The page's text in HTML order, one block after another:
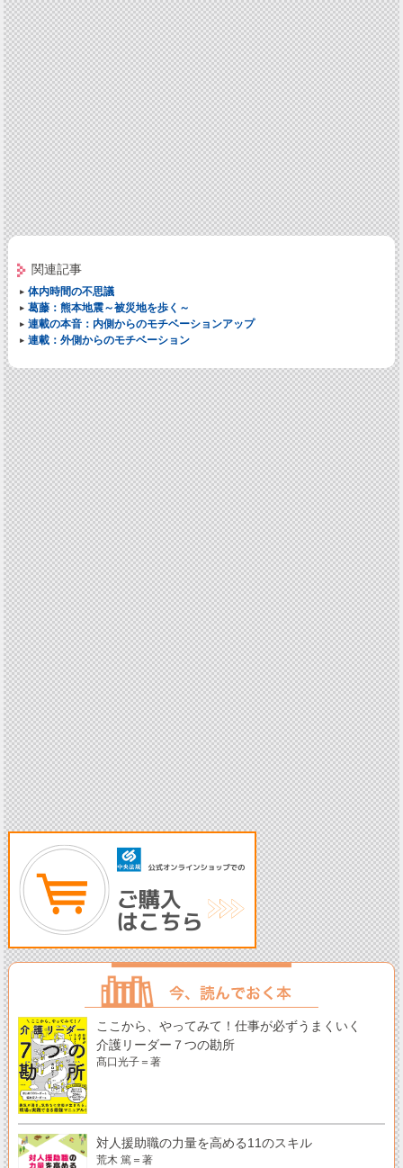
関連記事
体内時間の不思議
葛藤：熊本地震～被災地を歩く～
連載の本音：内側からのモチベーションアップ
連載：外側からのモチベーション
ここから、やってみて！仕事が必ずうまくいく
介護リーダー７つの勘所
髙口光子＝著
対人援助職の力量を高める11のスキル
荒木 篤＝著